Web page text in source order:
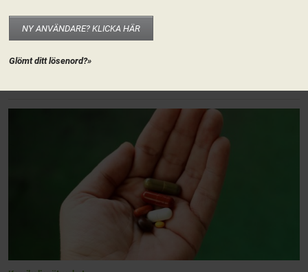
2023 är slut. Riksvalberedningen vill gärna att nätverken kommer med
eventuella synpunkter på hur vår nästa Riksstyrelse ska se ut och att ni
nominerar de personer som ni tycker borde vara med i Riksstyrelsen. Läs
mer på valberedningens sida på Naturkontakt!
NY ANVÄNDARE? KLICKA HÄR
Glömt ditt lösenord?»